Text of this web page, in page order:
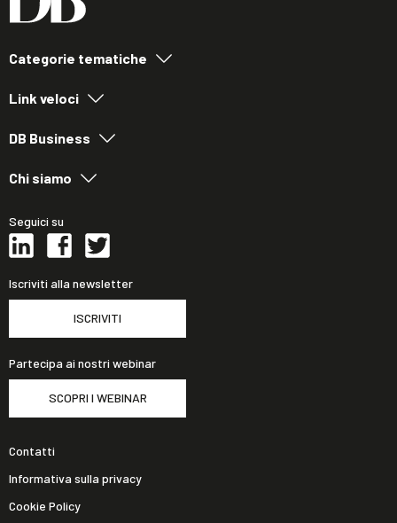
Categorie tematiche
Link veloci
DB Business
Chi siamo
Seguici su
Iscriviti alla newsletter
ISCRIVITI
Partecipa ai nostri webinar
SCOPRI I WEBINAR
Contatti
Informativa sulla privacy
Cookie Policy